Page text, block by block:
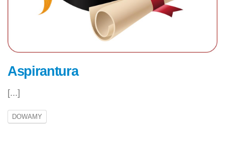
Aspirantura
[...]
DOWAMY